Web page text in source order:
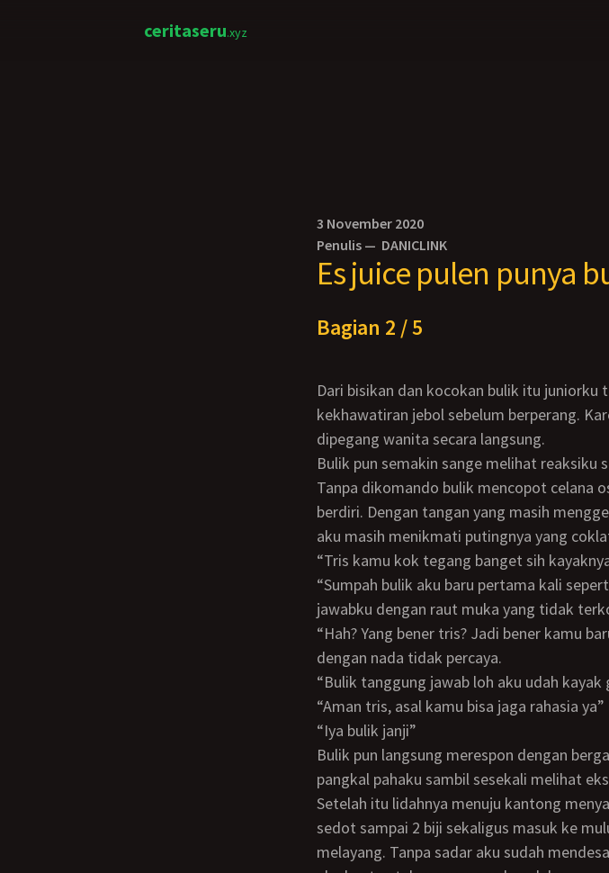
ceritaseru.xyz
3 November 2020
Penulis — DANICLINK
Es juice pulen punya
Bagian 2 / 5
Dari bisikan dan kocokan bulik itu juniorku terasa semakin mengeras. Ada ada
kekhawatiran jebol sebelum berperang.
dipegang wanita secara langsung.
Bulik pun semakin sange melihat reaksiku
Tanpa dikomando bulik mencopot celana osisku dan terlihatlah juniorku yang tegak
berdiri. Dengan tangan yang masih
aku masih menikmati putingnya yang
“Tris kamu kok tegang banget sih
“Sumpah bulik aku baru pertama kali seperti ini, dan ini kulakukan sama bulik”
jawabku dengan raut muka yang tidak
“Hah? Yang bener tris? Jadi bener kamu baru sebatas ciuman aja?” Tanya nya masih
dengan nada tidak percaya.
“Bulik tanggung jawab loh aku udah
“Aman tris, asal kamu bisa jaga rahasia ya”
“Iya bulik janji”
Bulik pun langsung merespon dengan berganti posisi menungging dan menjilati
pangkal pahaku sambil sesekali melihat
Setelah itu lidahnya menuju kantong menyan si junior langsung dilahapanya disedot
sedot sampai 2 biji sekaligus masuk ke
melayang. Tanpa sadar aku sudah